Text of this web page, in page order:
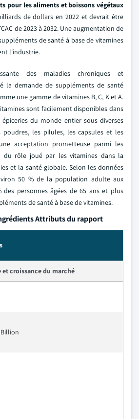
pour les aliments et boissons végétaux
de dollars en 2022 et devrait être
de 2023 à 2032. Une augmentation de
de santé à base de vitamines
l'industrie.
des maladies chroniques et
la demande de suppléments de santé
une gamme de vitamines B, C, K et A.
sont facilement disponibles dans
du monde entier sous diverses
les pilules, les capsules et les
acceptation prometteuse parmi les
du rôle joué par les vitamines dans la
et la santé globale. Selon les données
50 % de la population adulte aux
des personnes âgées de 65 ans et plus
de santé à base de vitamines.
Attributs du rapport
et croissance du marché
Billion